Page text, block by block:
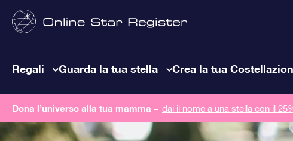
Regali Guarda la tua stella Crea la tua
Dona l’universo alla tua mamma – dai il nome a una stella con il